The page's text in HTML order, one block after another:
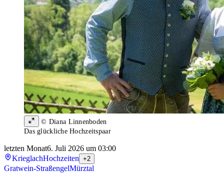
© Diana Linnenboden
Das glückliche Hochzeitspaar
letzten Monat6. Juli 2026 um 03:00
KrieglachHochzeiten +2
Gratwein-StraßengelMürztal